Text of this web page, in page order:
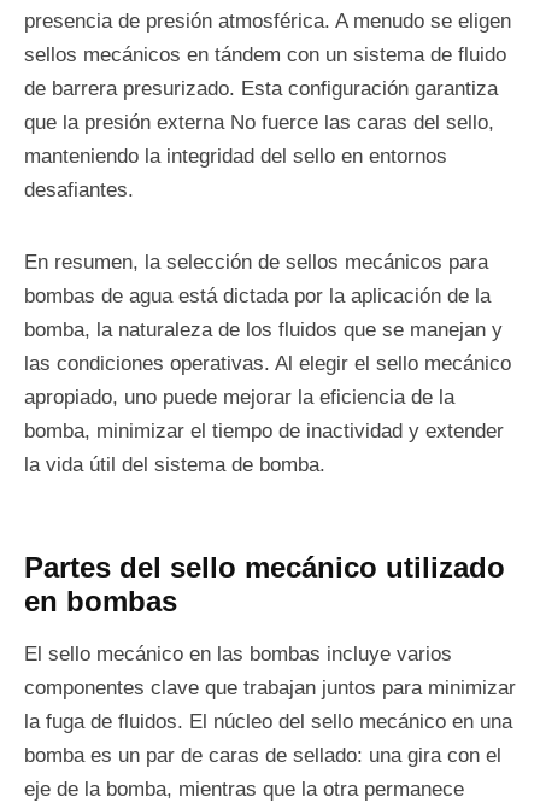
presencia de presión atmosférica. A menudo se eligen
sellos mecánicos en tándem con un sistema de fluido
de barrera presurizado. Esta configuración garantiza
que la presión externa No fuerce las caras del sello,
manteniendo la integridad del sello en entornos
desafiantes.
En resumen, la selección de sellos mecánicos para
bombas de agua está dictada por la aplicación de la
bomba, la naturaleza de los fluidos que se manejan y
las condiciones operativas. Al elegir el sello mecánico
apropiado, uno puede mejorar la eficiencia de la
bomba, minimizar el tiempo de inactividad y extender
la vida útil del sistema de bomba.
Partes del sello mecánico utilizado
en bombas
El sello mecánico en las bombas incluye varios
componentes clave que trabajan juntos para minimizar
la fuga de fluidos. El núcleo del sello mecánico en una
bomba es un par de caras de sellado: una gira con el
eje de la bomba, mientras que la otra permanece